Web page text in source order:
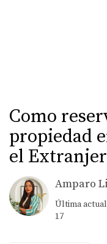
Como
propiedad
el
Amparo
Última
17